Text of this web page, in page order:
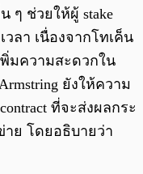
ๆ ช่วยให้ผู้ stake
ลา เนื่องจากโทเค็น
มความสะดวกใน
ยังให้ความ
ที่จะส่งผลกระ
าย โดยอธิบายว่า